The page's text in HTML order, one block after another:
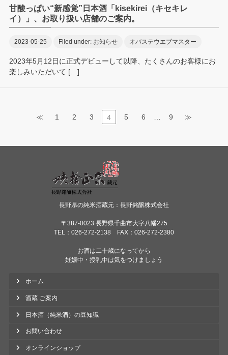
甘酸っぱい“新感覚”日本酒「kisekirei（キセキレ
イ）」、お取り扱い店舗のご案内。
2023-05-25 Filed under: お知らせ オバステウエブマスター
2023年5月12日に正式デビューして以降、たくさんのお客様にお
楽しみいただいて […]
≪ 1 2 3 4 5 6 9 ≫
長野県の純米酒蔵元：長野銘醸株式会社
〒387-0023 長野県千曲市大字八幡275
TEL：026-272-2138 FAX：026-272-2380
お酒は二十歳になってから
妊娠中・授乳中は気をつけましょう
ホーム
酒蔵 ご案内
日本酒（純米酒）の豆知識
お問い合わせ
オンラインショップ